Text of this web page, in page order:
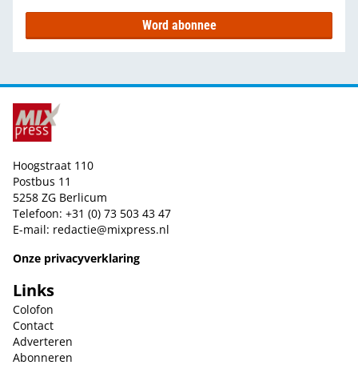
Word abonnee
Hoogstraat 110
Postbus 11
5258 ZG Berlicum
Telefoon: +31 (0) 73 503 43 47
E-mail: redactie@mixpress.nl
Onze privacyverklaring
Links
Colofon
Contact
Adverteren
Abonneren